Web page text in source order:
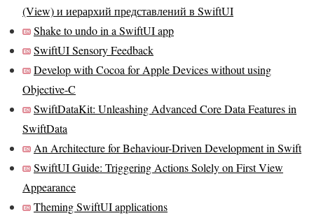
(View) и иерархий представлений в SwiftUI
Shake to undo in a SwiftUI app
SwiftUI Sensory Feedback
Develop with Cocoa for Apple Devices without using
Objective-C
SwiftDataKit: Unleashing Advanced Core Data Features in
SwiftData
An Architecture for Behaviour-Driven Development in Swift
SwiftUI Guide: Triggering Actions Solely on First View
Appearance
Theming SwiftUI applications